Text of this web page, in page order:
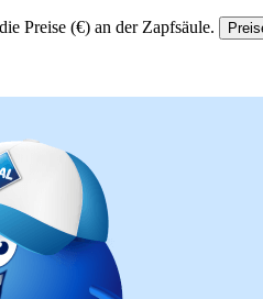
Preise (€) an der Zapfsäule.